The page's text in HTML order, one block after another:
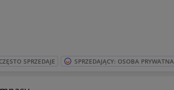
SPRZEDAJE SPRZEDAJĄCY: OSOBA PRYWATNA